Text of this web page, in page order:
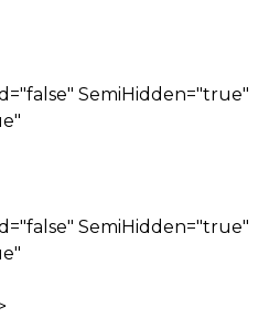
SemiHidden="true"
SemiHidden="true"